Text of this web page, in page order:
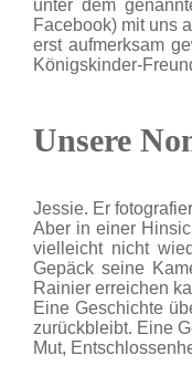
unter dem
Facebook) mit uns
erst aufmerksam
Königskinder-
Unsere
Jessie. Er
Aber in einer
vielleicht nicht
Gepäck seine
Rainier erreichen
Eine Geschichte
zurückbleibt. Eine
Mut,